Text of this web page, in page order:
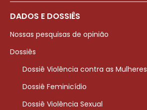
DADOS E DOSSIÊS
Nossas pesquisas de opinião
Dossiês
Dossiê Violência contra as Mulheres
Dossiê Feminicídio
Dossiê Violência Sexual